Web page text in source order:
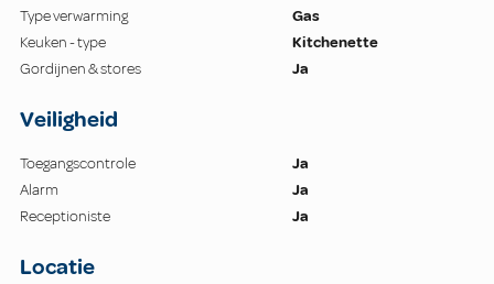
Type verwarming
Gas
Keuken - type
Kitchenette
Gordijnen & stores
Ja
Veiligheid
Toegangscontrole
Ja
Alarm
Ja
Receptioniste
Ja
Locatie